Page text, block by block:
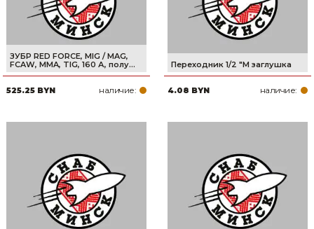
ЗУБР RED FORCE, MIG / MAG,
FCAW, MMA, TIG, 160 А, полу...
525.25 BYN наличие:
Переходник 1/2 "M заглушка
4.08 BYN наличие: